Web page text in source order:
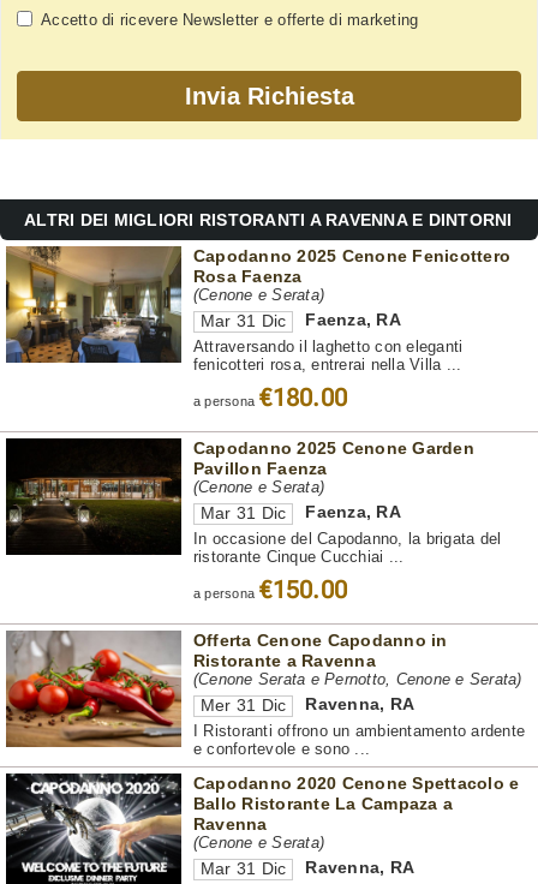
Accetto di ricevere Newsletter e offerte di marketing
ALTRI DEI MIGLIORI RISTORANTI A RAVENNA E DINTORNI
Capodanno 2025 Cenone Fenicottero
Rosa Faenza
(Cenone e Serata)
Mar 31 Dic Faenza, RA
Attraversando il laghetto con eleganti
fenicotteri rosa, entrerai nella Villa ...
a persona €180.00
Capodanno 2025 Cenone Garden
Pavillon Faenza
(Cenone e Serata)
Mar 31 Dic Faenza, RA
In occasione del Capodanno, la brigata del
ristorante Cinque Cucchiai ...
a persona €150.00
Offerta Cenone Capodanno in
Ristorante a Ravenna
(Cenone Serata e Pernotto, Cenone e Serata)
Mer 31 Dic Ravenna, RA
I Ristoranti offrono un ambientamento ardente
e confortevole e sono ...
Capodanno 2020 Cenone Spettacolo e
Ballo Ristorante La Campaza a
Ravenna
(Cenone e Serata)
Mar 31 Dic Ravenna, RA